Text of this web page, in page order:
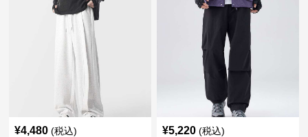
¥4,480 (税込) ¥5,220 (税込)